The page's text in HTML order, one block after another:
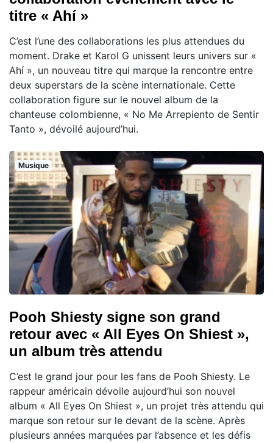
titre « Ahí »
C’est l’une des collaborations les plus attendues du
moment. Drake et Karol G unissent leurs univers sur «
Ahí », un nouveau titre qui marque la rencontre entre
deux superstars de la scène internationale. Cette
collaboration figure sur le nouvel album de la
chanteuse colombienne, « No Me Arrepiento de Sentir
Tanto », dévoilé aujourd’hui.
Musique
Pooh Shiesty signe son grand
retour avec « All Eyes On Shiest »,
un album très attendu
C’est le grand jour pour les fans de Pooh Shiesty. Le
rappeur américain dévoile aujourd’hui son nouvel
album « All Eyes On Shiest », un projet très attendu qui
marque son retour sur le devant de la scène. Après
plusieurs années marquées par l’absence et les défis